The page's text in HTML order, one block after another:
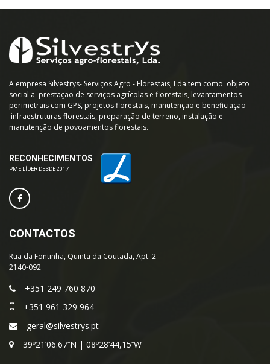
A empresa Silvestrys- Serviços Agro - Florestais, Lda tem como objeto
social a prestação de serviços agrícolas e florestais, levantamentos
perimetrais com GPS, projetos florestais, manutenção e beneficiação
infraestruturas florestais, preparação de terreno, instalação e
manutenção de povoamentos florestais.
RECONHECIMENTOS
PME LÍDER DESDE 2017
CONTACTOS
Rua da Fontinha, Quinta da Coutada, Apt. 2
2140-092
+351 249 760 870
+351 961 329 964
geral@silvestrys.pt
39º21’06.67’’N | 08º28’44,15’’W